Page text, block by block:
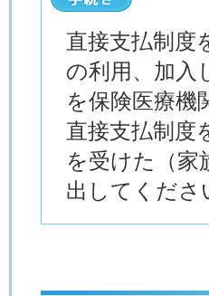
直接支払制度
の利用、加入
を保険医療機
直接支払制度
を受けた（家
出してくださ